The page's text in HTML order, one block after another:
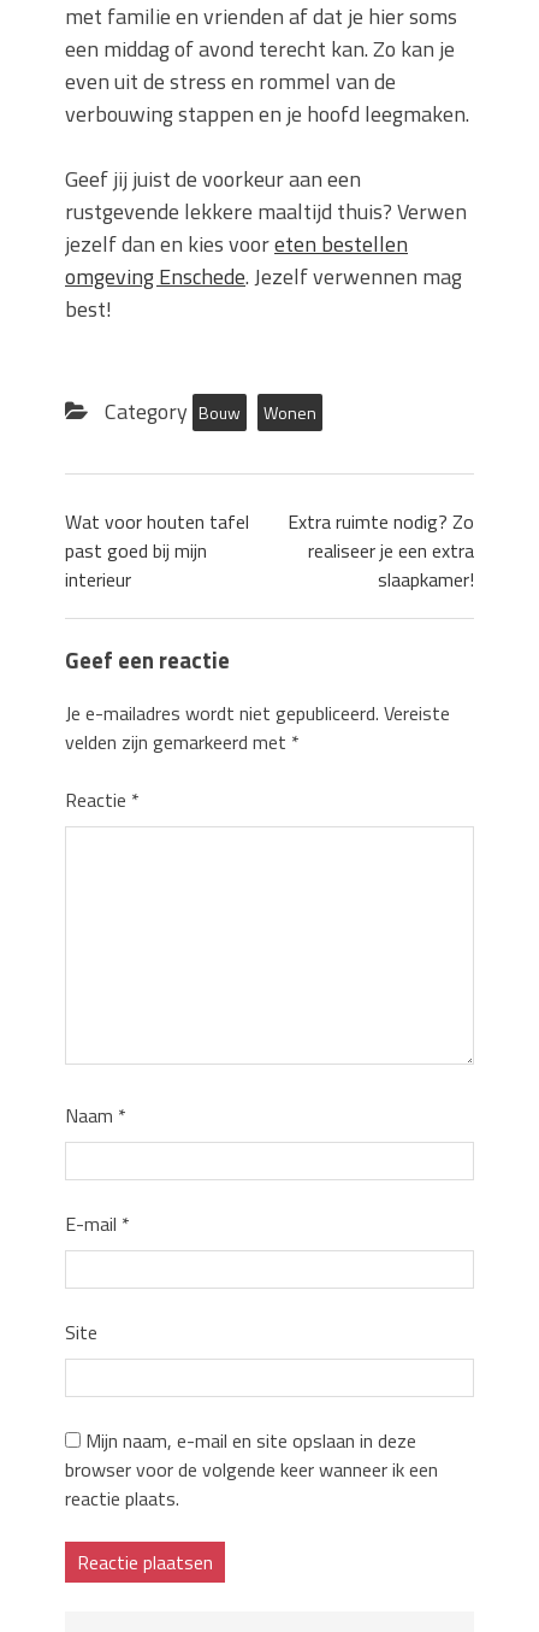
met familie en vrienden af dat je hier soms
een middag of avond terecht kan. Zo kan je
even uit de stress en rommel van de
verbouwing stappen en je hoofd leegmaken.
Geef jij juist de voorkeur aan een
rustgevende lekkere maaltijd thuis? Verwen
jezelf dan en kies vooreten bestellen
omgeving Enschede. Jezelf verwennen mag
best!
Category Bouw Wonen
Wat voor houten tafel
past goed bij mijn
interieur
Extra ruimte nodig? Zo
realiseer je een extra
slaapkamer!
Geef een reactie
Je e-mailadres wordt niet gepubliceerd. Vereiste
velden zijn gemarkeerd met *
Reactie *
Naam *
E-mail *
Site
Mijn naam, e-mail en site opslaan in deze
browser voor de volgende keer wanneer ik een
reactie plaats.